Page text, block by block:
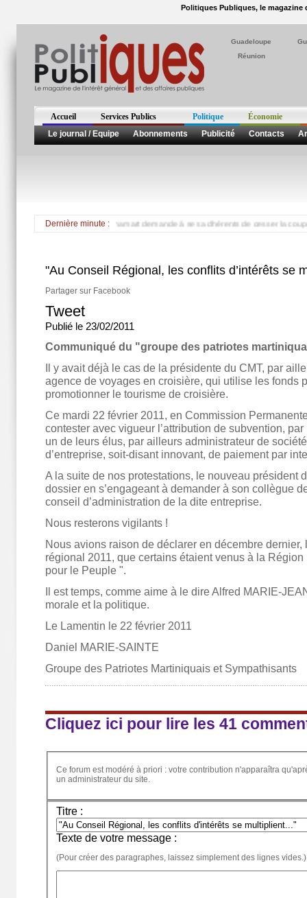
Politiques Publiques, le magazine
Guadeloupe
Réunion
Accueil Services Publics Politique
Économie
Le journal / Equipe
Abonnements Publicité Contacts
Dernière minute :
Port en Martinique, Banamart demande à ses adhérents de cesser la coupe
"Au Conseil Régional, les conflits d’intérêts se
Partager sur Facebook
Tweet
Publié le 23/02/2011
Communiqué du "groupe des patriotes
Il y avait déjà le cas de la présidente du CMT, par
agence de voyages en croisière, qui utilise les fonds
promotionner le tourisme de croisière.
Ce mardi 22 février 2011, en Commission
contester avec vigueur l’attribution de subvention,
un de leurs élus, par ailleurs administrateur de
d’entreprise, soit-disant innovant, de paiement par
A la suite de nos protestations, le nouveau président
dossier en s’engageant à demander à son collègue
conseil d’administration de la dite entreprise.
Nous resterons vigilants !
Nous avions raison de déclarer en décembre dernier,
régional 2011, que certains étaient venus à la
pour le Peuple ".
Il est temps, comme aime à le dire Alfred MARIE-
morale et la politique.
Le Lamentin le 22 février 2011
Daniel MARIE-SAINTE
Groupe des Patriotes Martiniquais et Sympathisants
Cliquez ici pour lire les 41
Ce forum est modéré à priori : votre contribution n'apparaîtra
un administrateur du site.
Titre :
Texte de votre message :
(Pour créer des paragraphes, laissez simplement des lignes vides.)